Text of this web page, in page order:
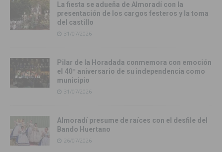
La fiesta se adueña de Almoradí con la
presentación de los cargos festeros y la toma
del castillo
31/07/2026
Pilar de la Horadada conmemora con emoción
el 40º aniversario de su independencia como
municipio
31/07/2026
Almoradí presume de raíces con el desfile del
Bando Huertano
26/07/2026